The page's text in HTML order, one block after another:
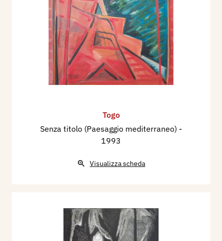
Togo
Senza titolo (Paesaggio mediterraneo) -
1993
Visualizza scheda